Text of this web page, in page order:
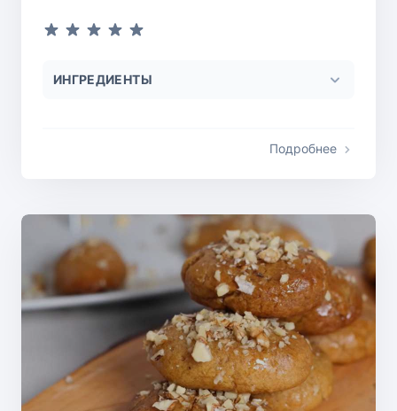
ИНГРЕДИЕНТЫ
Подробнее